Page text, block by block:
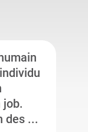
job.
des ...